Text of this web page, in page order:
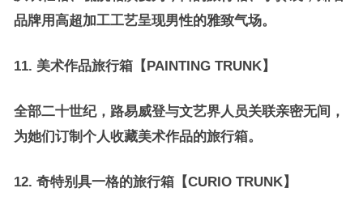
品牌用高超加工工艺呈现男性的雅致气场。
11. 美术作品旅行箱【PAINTING TRUNK】
全部二十世纪，路易威登与文艺界人员关联亲密无间，
为她们订制个人收藏美术作品的旅行箱。
12. 奇特别具一格的旅行箱【CURIO TRUNK】